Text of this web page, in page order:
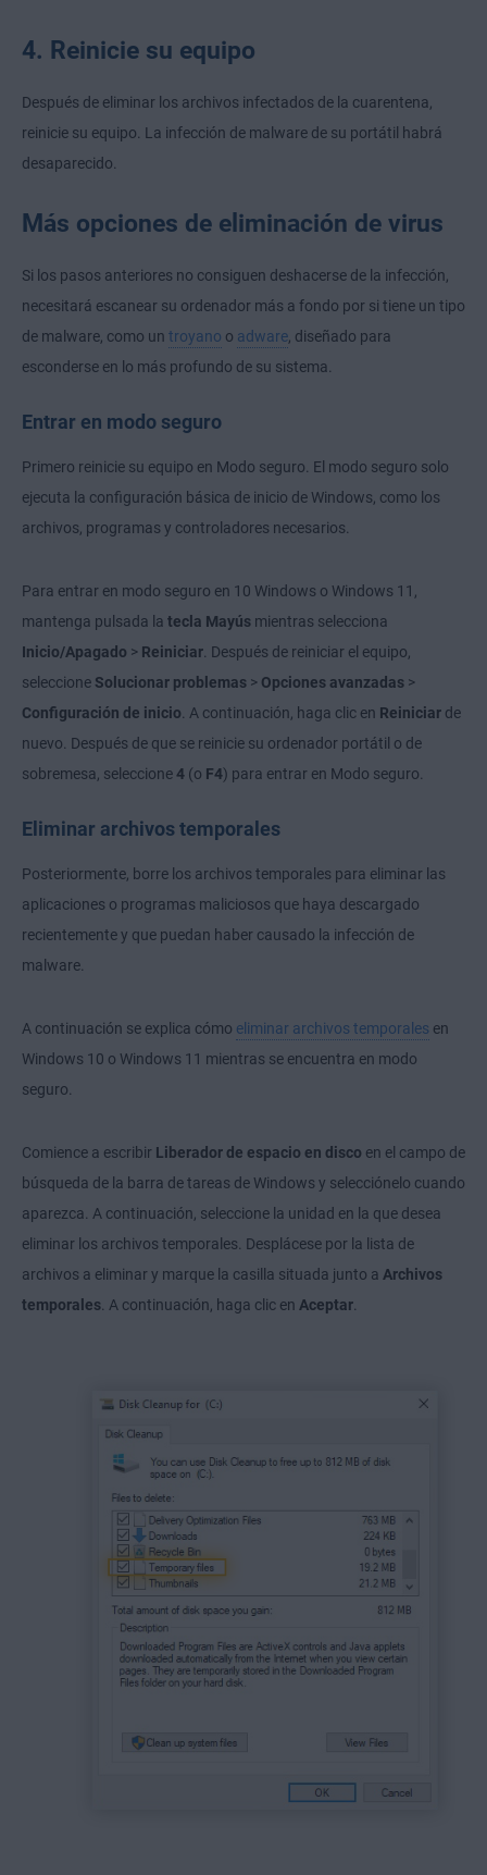
4. Reinicie su equipo
Después de eliminar los archivos infectados de la cuarentena,
reinicie su equipo. La infección de malware de su portátil habrá
desaparecido.
Más opciones de eliminación de virus
Si los pasos anteriores no consiguen deshacerse de la infección,
necesitará escanear su ordenador más a fondo por si tiene un tipo
de malware, como un troyano o adware , diseñado para
esconderse en lo más profundo de su sistema.
Entrar en modo seguro
Primero reinicie su equipo en Modo seguro. El modo seguro solo
ejecuta la configuración básica de inicio de Windows, como los
archivos, programas y controladores necesarios.
Para entrar en modo seguro en 10 Windows o Windows 11,
mantenga pulsada la tecla Mayús mientras selecciona
Inicio/Apagado > Reiniciar . Después de reiniciar el equipo,
seleccione Solucionar problemas > Opciones avanzadas >
Configuración de inicio . A continuación, haga clic en Reiniciar de
nuevo. Después de que se reinicie su ordenador portátil o de
sobremesa, seleccione4 (o F4) para entrar en Modo seguro.
Eliminar archivos temporales
Posteriormente, borre los archivos temporales para eliminar las
aplicaciones o programas maliciosos que haya descargado
recientemente y que puedan haber causado la infección de
malware.
A continuación se explica cómo eliminar archivos temporales en
Windows 10 o Windows 11 mientras se encuentra en modo
seguro.
Comience a escribir Liberador de espacio en disco en el campo de
búsqueda de la barra de tareas de Windows y selecciónelo cuando
aparezca. A continuación, seleccione la unidad en la que desea
eliminar los archivos temporales. Desplácese por la lista de
archivos a eliminar y marque la casilla situada junto a Archivos
temporales . A continuación, haga clic en Aceptar